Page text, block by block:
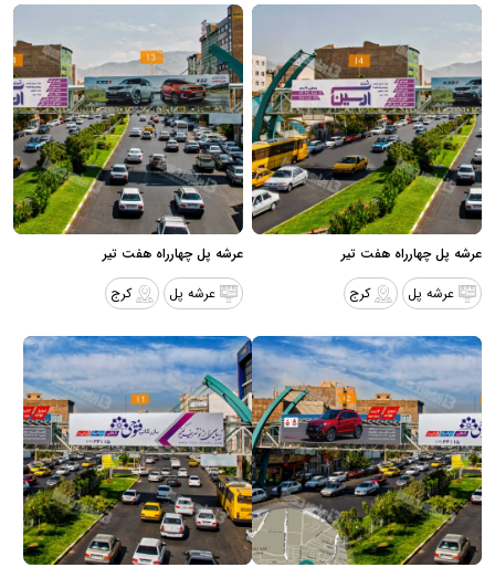
عرشه پل چهارراه هفت تیر
عرشه پل
کرج
عرشه پل چهارراه هفت تیر
عرشه پل
کرج